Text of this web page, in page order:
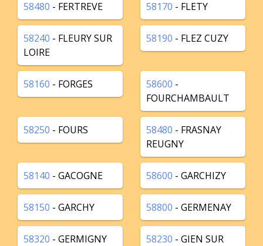
58480 - FERTREVE 58170 - FLETY
58240 - FLEURY SUR
LOIRE
58190 - FLEZ CUZY
58160 - FORGES 58600 -
FOURCHAMBAULT
58250 - FOURS 58480 - FRASNAY
REUGNY
58140 - GACOGNE 58600 - GARCHIZY
58150 - GARCHY 58800 - GERMENAY
58320 - GERMIGNY
58230 - GIEN SUR